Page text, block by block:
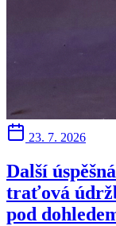
23. 7. 2026
Další
traťová
pod